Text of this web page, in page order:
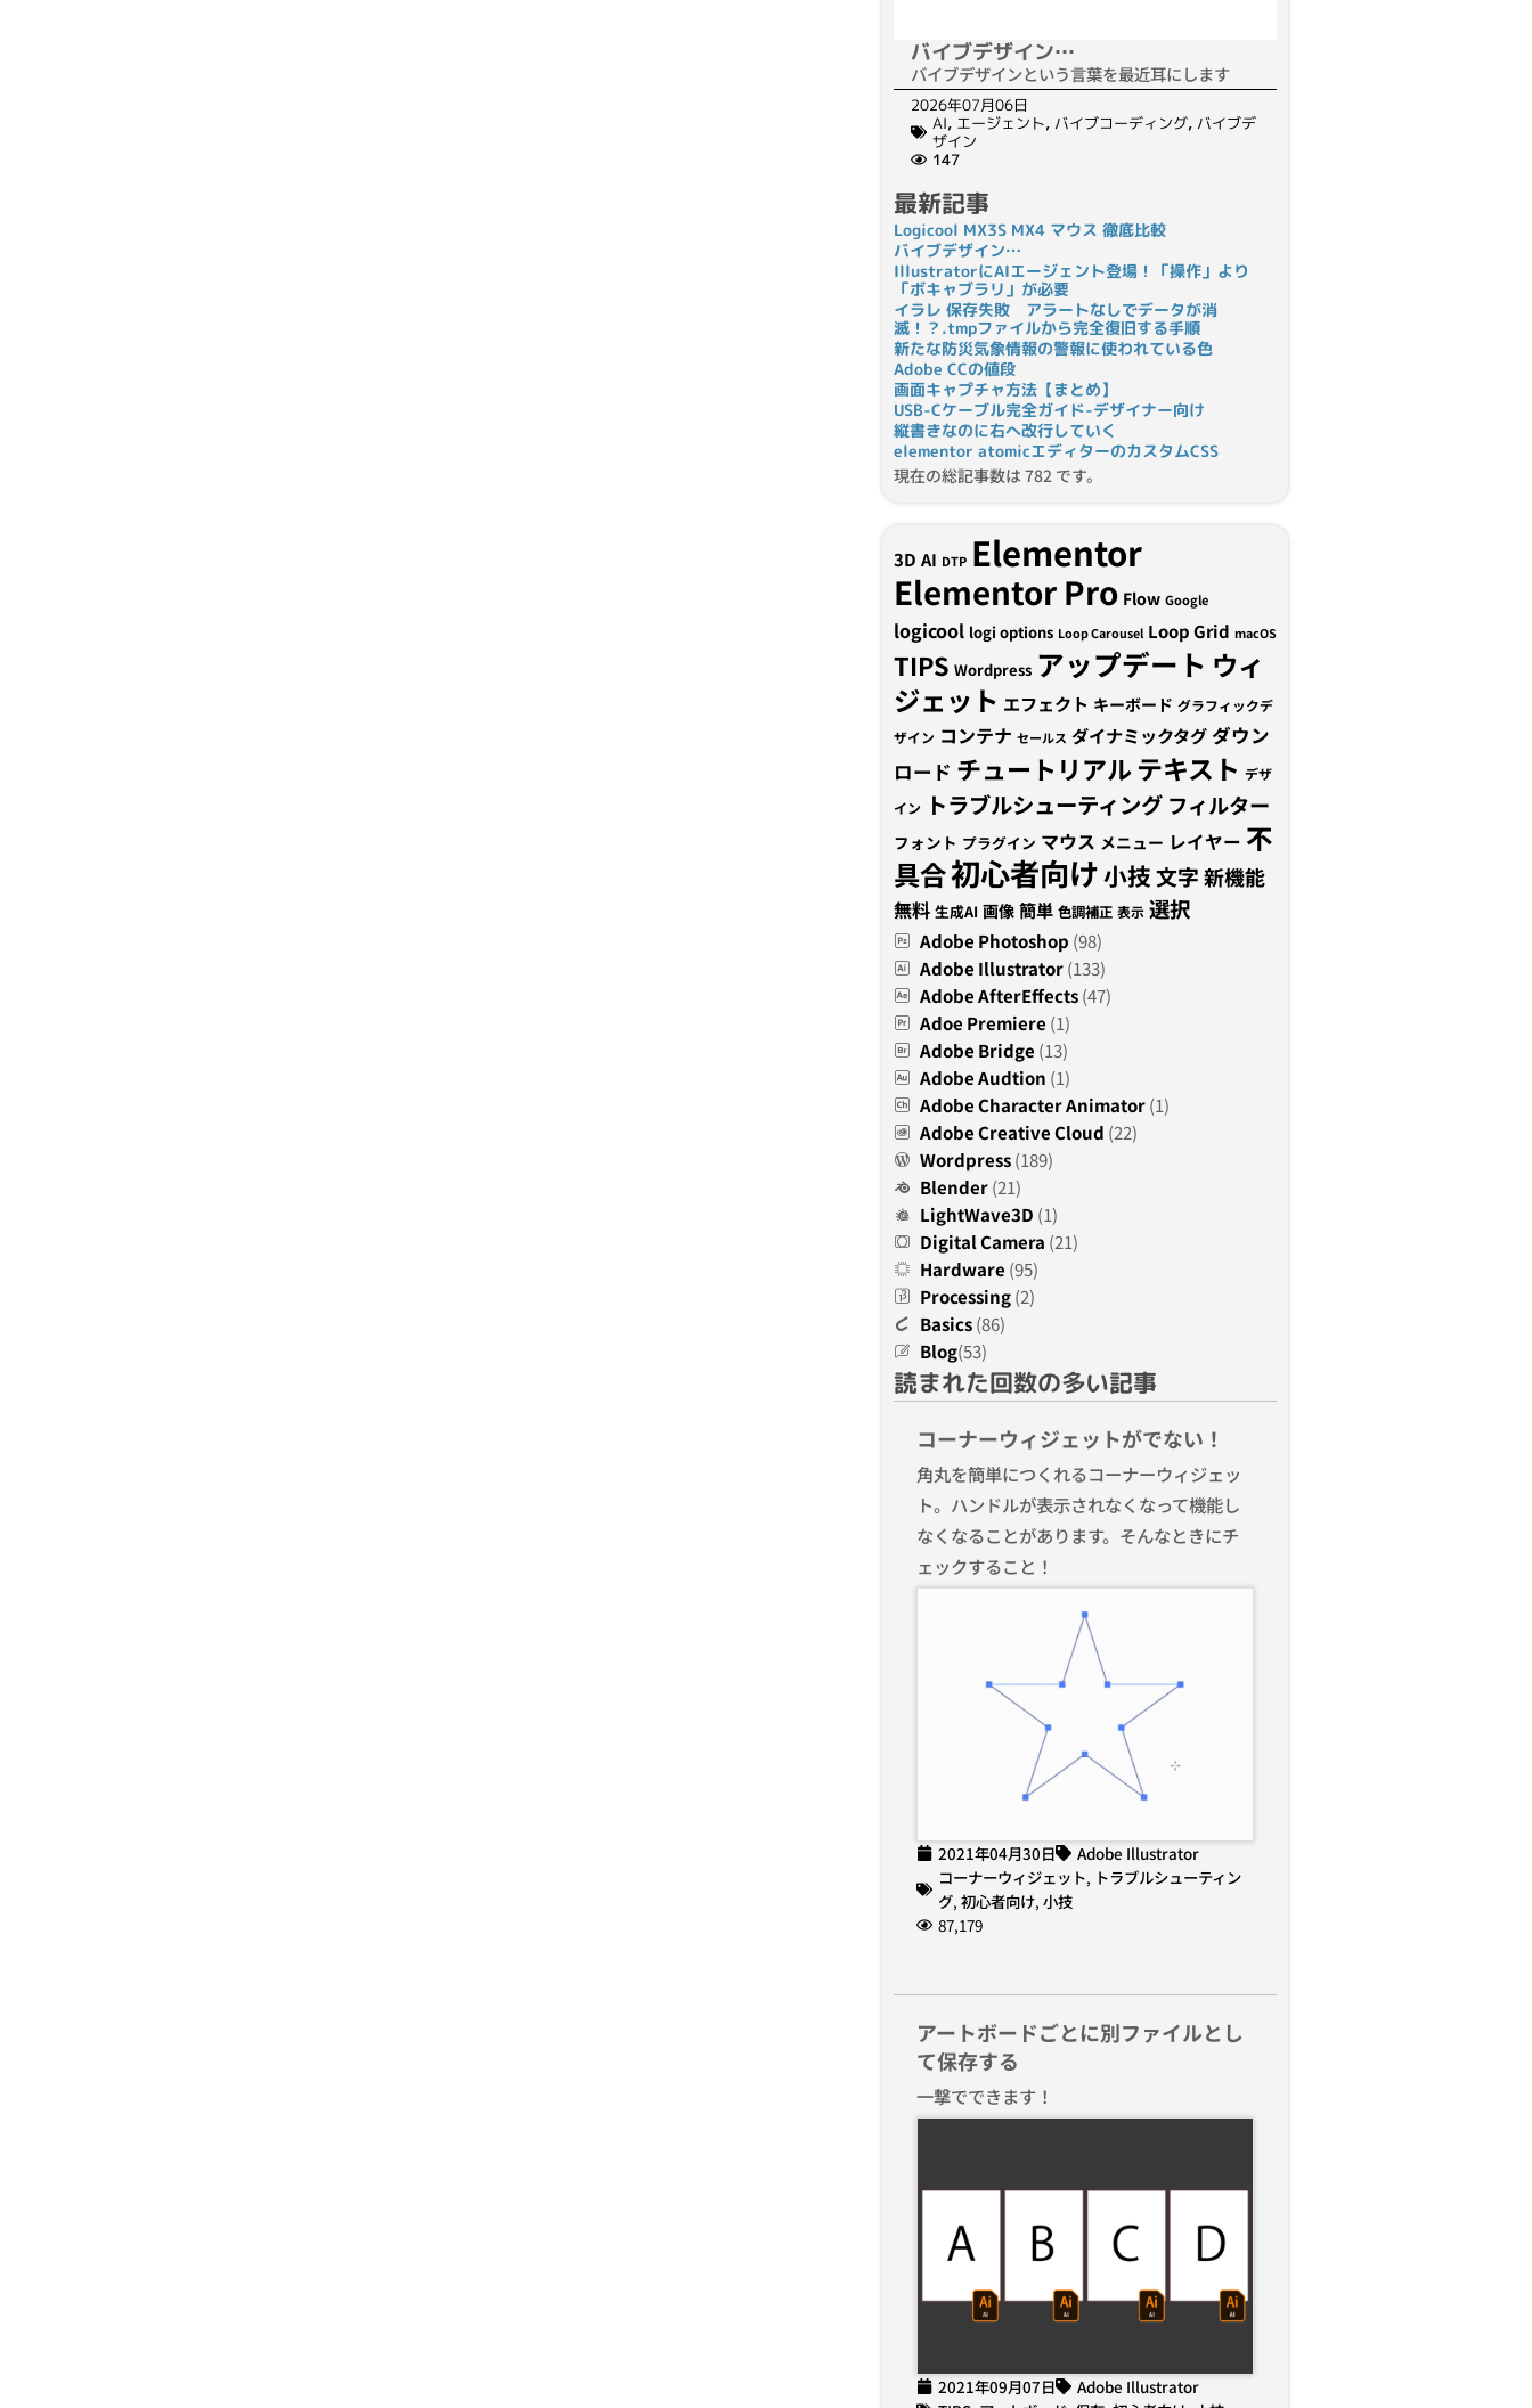
バイブデザイン…
バイブデザインという言葉を最近耳にします
2026年07月06日
AI, エージェント, バイブコーディング, バイブデ
ザイン
147
最新記事
Logicool MX3S MX4 マウス 徹底比較
バイブデザイン…
IllustratorにAIエージェント登場！「操作」より
「ボキャブラリ」が必要
イラレ 保存失敗 アラートなしでデータが消
滅！？.tmpファイルから完全復旧する手順
新たな防災気象情報の警報に使われている色
Adobe CCの値段
画面キャプチャ方法【まとめ】
USB-Cケーブル完全ガイド-デザイナー向け
縦書きなのに右へ改行していく
elementor atomicエディターのカスタムCSS
現在の総記事数は 782 です。
3D AI DTP Elementor
Elementor Pro Flow Google
logicool logi options Loop Carousel Loop Grid macOS
TIPS Wordpress アップデート ウィ
ジェット エフェクト キーボード グラフィックデ
ザイン コンテナ セールス ダイナミックタグダウン
ロード チュートリアルテキスト デザ
イン
トラブルシューティング フィルター
フォント プラグイン マウス メニュー レイヤー 不
具合初心者向け小技文字新機能
無料 生成AI 画像 簡単 色調補正 表示 選択
Adobe Photoshop (98)
Adobe Illustrator(133)
Adobe AfterEffects(47)
Adoe Premiere (1)
Adobe Bridge (13)
Adobe Audtion (1)
Adobe Character Animator(1)
Adobe Creative Cloud (22)
Wordpress(189)
Blender(21)
LightWave3D (1)
Digital Camera (21)
Hardware (95)
Processing(2)
Basics(86)
Blog(53)
読まれた回数の多い記事
コーナーウィジェットがでない！
角丸を簡単につくれるコーナーウィジェッ
ト。ハンドルが表示されなくなって機能し
なくなることがあります。そんなときにチ
ェックすること！
2021年04月30日
Adobe Illustrator
コーナーウィジェット, トラブルシューティン
グ, 初心者向け, 小技
87,179
アートボードごとに別ファイルとし
て保存する
一撃でできます！
2021年09月07日
Adobe Illustrator